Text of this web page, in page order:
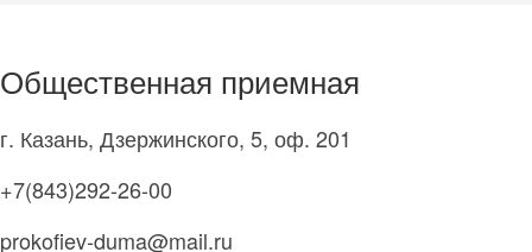
Общественная приемная
г. Казань, Дзержинского, 5, оф. 201
+7(843)292-26-00
prokofiev-duma@mail.ru